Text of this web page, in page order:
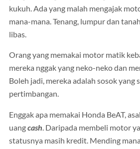
kukuh. Ada yang malah mengajak
mana-mana. Tenang, lumpur dan
libas.
Orang yang memakai motor matik
mereka nggak yang neko-neko dan
Boleh jadi, mereka adalah sosok yang
pertimbangan.
Enggak apa memakai Honda BeAT,
uangcash. Daripada membeli motor
statusnya masih kredit. Mending